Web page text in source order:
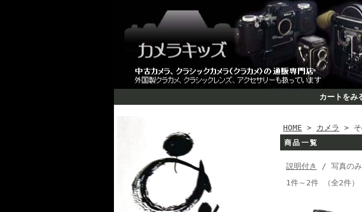
カートをみ
HOME > カメラ > そ
商品一覧
説明付き
/ 写真のみ
1件～2件 （全2件）